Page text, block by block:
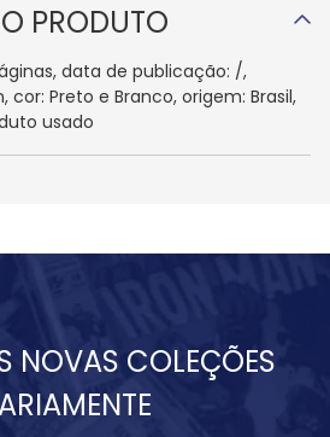
PRODUTO
data de publicação: /,
cor: Preto e Branco, origem: Brasil,
usado
NOVAS COLEÇÕES